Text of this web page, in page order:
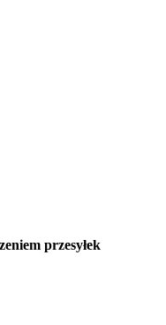
przesyłek